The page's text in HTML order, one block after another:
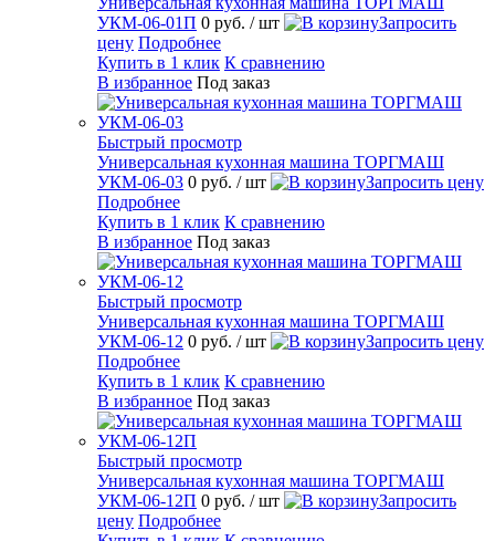
УКМ-06-01П 0 руб. / шт
Запросить
цену Подробнее
Купить в 1 клик К сравнению
В избранное Под заказ
Быстрый просмотр
Универсальная кухонная машина ТОРГМАШ
УКМ-06-03 0 руб. / шт
Запросить цену
Подробнее
Купить в 1 клик К сравнению
В избранное Под заказ
Быстрый просмотр
Универсальная кухонная машина ТОРГМАШ
УКМ-06-12 0 руб. / шт
Запросить цену
Подробнее
Купить в 1 клик К сравнению
В избранное Под заказ
Быстрый просмотр
Универсальная кухонная машина ТОРГМАШ
УКМ-06-12П 0 руб. / шт
Запросить
цену Подробнее